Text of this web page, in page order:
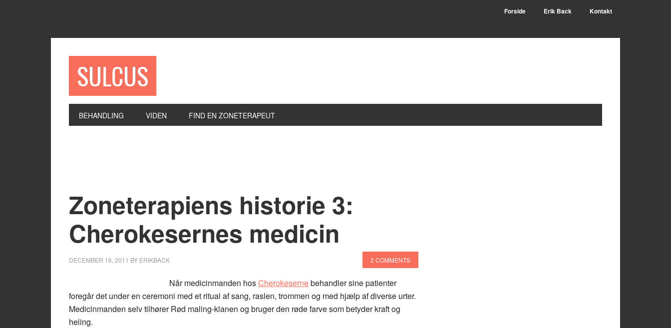
Forside Erik Back Kontakt
SULCUS
BEHANDLING VIDEN FIND EN ZONETERAPEUT
Zoneterapiens historie 3:
Cherokesernes medicin
DECEMBER 16, 2011 BY ERIKBACK 2 COMMENTS
Når medicinmanden hosCherokesernebehandler sine patienter
foregår det under en ceremoni med et ritual af sang, raslen, trommen og med hjælp af diverse urter.
Medicinmanden selv tilhører Rød maling-klanen og bruger den røde farve som betyder kraft og
heling.